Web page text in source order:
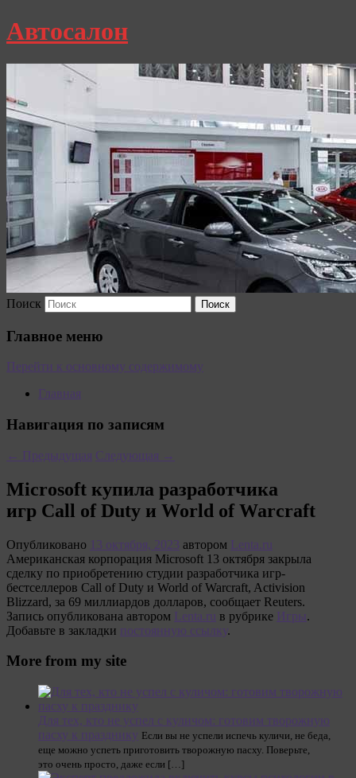
Автосалон
Поиск
Главное меню
Перейти к основному содержимому
Главная
Навигация по записям
← Предыдущая Следующая →
Microsoft купила разработчика
игр Call of Duty и World of Warcraft
Опубликовано 13 октября, 2023 автором Lenta.ru
Американская корпорация Microsoft 13 октября закрыла
сделку по приобретению студии разработчика игр-
бестселлеров Call of Duty и World of Warcraft, Activision
Blizzard, за 69 миллиардов долларов, сообщает Reuters.
Запись опубликована автором Lenta.ru в рубрике Игры.
Добавьте в закладки постоянную ссылку.
More from my site
Для тех, кто не успел с куличом: готовим творожную
пасху к празднику Если вы не успели испечь куличи, не беда,
еще можно успеть приготовить творожную пасху. Поверьте,
это очень просто, даже если […]